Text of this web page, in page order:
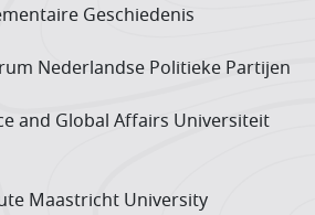
Geschiedenis
Neder­landse Politieke Partijen
and Global Affairs Universiteit
Maastricht University